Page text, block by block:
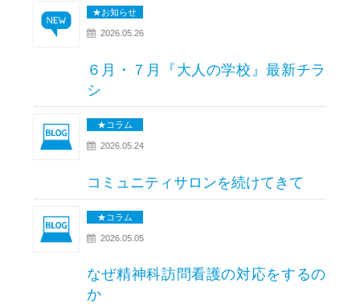
★お知らせ
2026.05.26
６月・７月『大人の学校』最新チラ
シ
★コラム
2026.05.24
コミュニティサロンを続けてきて
★コラム
2026.05.05
なぜ精神科訪問看護の対応をするの
か